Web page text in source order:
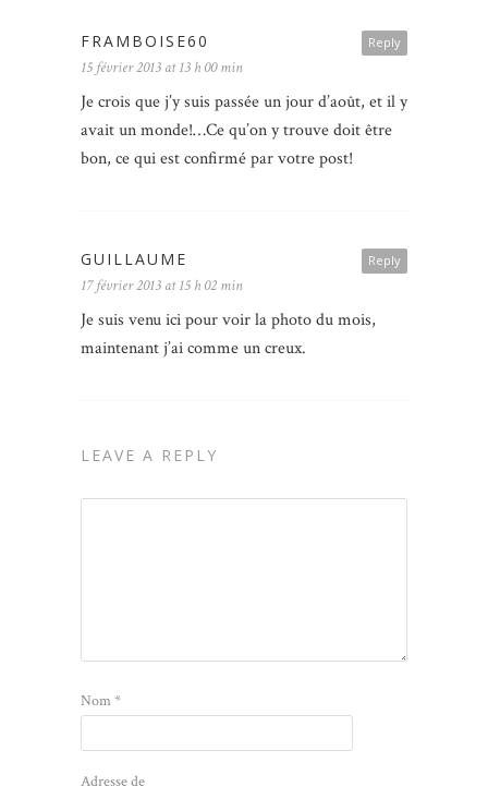
Reply
FRAMBOISE60
15 février 2013 at 13 h 00 min
Je crois que j’y suis passée un jour d’août, et il y
avait un monde!…Ce qu’on y trouve doit être
bon, ce qui est confirmé par votre post!
Reply
GUILLAUME
17 février 2013 at 15 h 02 min
Je suis venu ici pour voir la photo du mois,
maintenant j’ai comme un creux.
LEAVE A REPLY
Nom*
Adresse de